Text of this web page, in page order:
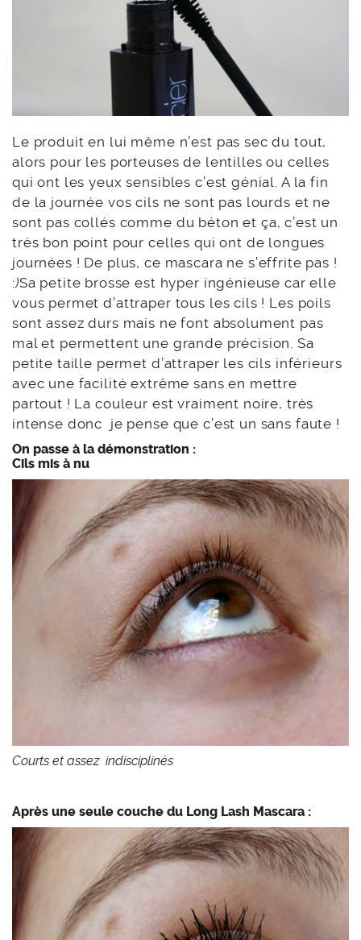
Le produit en lui même n’est pas sec du tout,
alors pour les porteuses de lentilles ou celles
qui ont les yeux sensibles c’est génial. A la fin
de la journée vos cils ne sont pas lourds et ne
sont pas collés comme du béton et ça, c’est un
très bon point pour celles qui ont de longues
journées ! De plus, ce mascara ne s’effrite pas !
:)Sa petite brosse est hyper ingénieuse car elle
vous permet d’attraper tous les cils ! Les poils
sont assez durs mais ne font absolument pas
mal et permettent une grande précision. Sa
petite taille permet d’attraper les cils inférieurs
avec une facilité extrême sans en mettre
partout ! La couleur est vraiment noire, très
intense donc je pense que c’est un sans faute !
On passe à la démonstration :
Cils mis à nu
Courts et assez indisciplinés
Après une seule couche du Long Lash Mascara :